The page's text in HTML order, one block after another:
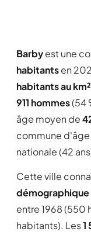
Barbyest une
habitantsen
habitants au km²
911 hommes(54
âge moyen de
commune d'âge
nationale (42
Cette ville
démographique
entre 1968 (550
habitants). Les1